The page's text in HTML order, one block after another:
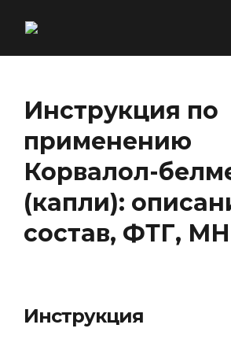
Инструкция по
применению
Корвалол-
(капли):
состав, ФТГ,
Инструкция